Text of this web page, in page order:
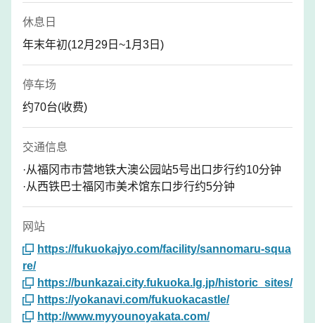
休息日
年末年初(12月29日~1月3日)
停车场
约70台(收费)
交通信息
·从福冈市市营地铁大澳公园站5号出口步行约10分钟
·从西铁巴士福冈市美术馆东口步行约5分钟
网站
https://fukuokajyo.com/facility/sannomaru-squa
re/
https://bunkazai.city.fukuoka.lg.jp/historic_sites/
https://yokanavi.com/fukuokacastle/
http://www.myyounoyakata.com/